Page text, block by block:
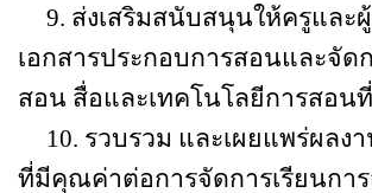
9. ส่งเสริมสนับสนุนให้ครูและ
เอกสารประกอบการสอนและจัด
สอน สื่อและเทคโนโลยีการสอน
10. รวบรวม และเผยแพร่ผลง
ที่มีคุณค่าต่อการจัดการเรียนการ